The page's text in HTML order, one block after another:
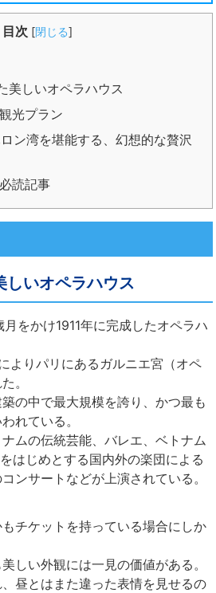
目次 [閉じる]
美しいオペラハウス
光プラン
ン湾を堪能する、幻想的な贅沢
読記事
しいオペラハウス
をかけ1911年に完成したオペラハ
よりパリにあるガルニエ宮（オペ
。
の中で最大規模を誇り、かつ最も
れている。
ムの伝統芸能、バレエ、ベトナム
はじめとする国内外の楽団による
ンサートなどが上演されている。
チケットを持っている場合にしか
しい外観には一見の価値がある。
昼とはまた違った表情を見せるの